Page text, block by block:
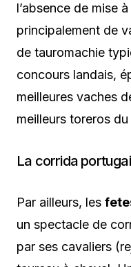
l’absence de mise
principalement de
de tauromachie
concours landais,
meilleures vaches
meilleurs toreros
La corrida
Par ailleurs, les
un spectacle de
par ses cavaliers